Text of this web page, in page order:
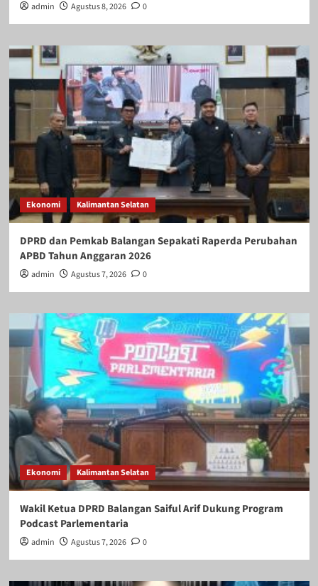
admin Agustus 8, 2026 0
Ekonomi Kalimantan Selatan
DPRD dan Pemkab Balangan Sepakati Raperda Perubahan
APBD Tahun Anggaran 2026
admin Agustus 7, 2026 0
Ekonomi Kalimantan Selatan
Wakil Ketua DPRD Balangan Saiful Arif Dukung Program
Podcast Parlementaria
admin Agustus 7, 2026 0